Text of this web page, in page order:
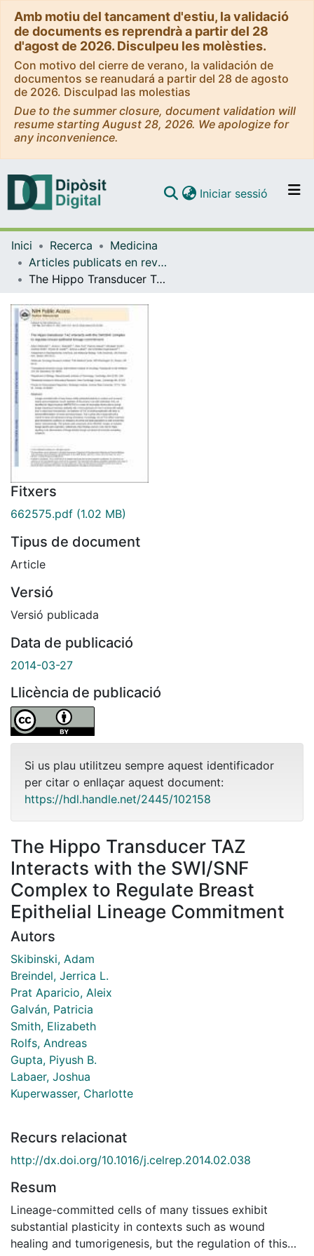
Amb motiu del tancament d'estiu, la validació
de documents es reprendrà a partir del 28
d'agost de 2026. Disculpeu les molèsties.
Con motivo del cierre de verano, la validación de
documentos se reanudará a partir del 28 de agosto
de 2026. Disculpad las molestias
Due to the summer closure, document validation will
resume starting August 28, 2026. We apologize for
any inconvenience.
Navega per tot el DD
Com publicar
Contacte
Iniciar sessió (current)
Inici Recerca
Medicina
Articles publicats en revistes (Medicina)
The Hippo Transducer TAZ Interacts with the SWI/SNF Complex to Regulate Breast Epithelial Lineage Commitment
Fitxers
662575.pdf (1.02 MB)
Tipus de document
Article
Versió
Versió publicada
Data de publicació
2014-03-27
Llicència de publicació
Si us plau utilitzeu sempre aquest identificador
per citar o enllaçar aquest document:
https://hdl.handle.net/2445/102158
The Hippo Transducer TAZ
Interacts with the SWI/SNF
Complex to Regulate Breast
Epithelial Lineage Commitment
Autors
Skibinski, Adam
Breindel, Jerrica L.
Prat Aparicio, Aleix
Galván, Patricia
Smith, Elizabeth
Rolfs, Andreas
Gupta, Piyush B.
Labaer, Joshua
Kuperwasser, Charlotte
Recurs relacionat
http://dx.doi.org/10.1016/j.celrep.2014.02.038
Resum
Lineage-committed cells of many tissues exhibit
substantial plasticity in contexts such as wound
healing and tumorigenesis, but the regulation of this